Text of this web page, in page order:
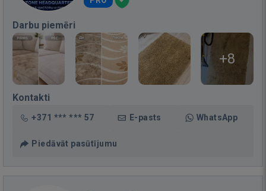
Darbu piemēri
+8
Kontakti
+371 *** *** 57 E-pasts WhatsApp
Piedāvāt pasūtījumu